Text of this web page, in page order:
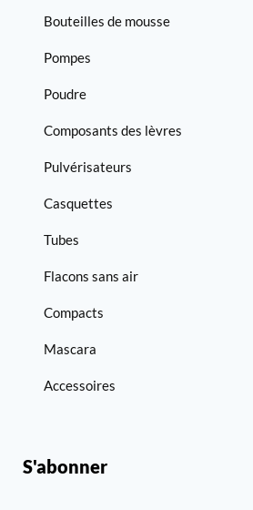
Bouteilles de mousse
Pompes
Poudre
Composants des lèvres
Pulvérisateurs
Casquettes
Tubes
Flacons sans air
Compacts
Mascara
Accessoires
S'abonner